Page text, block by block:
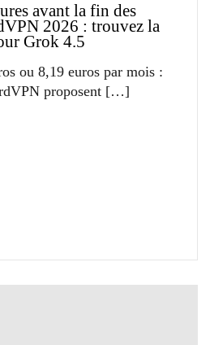
avant la fin des
2026 : trouvez la
Grok 4.5
ou 8,19 euros par mois :
proposent